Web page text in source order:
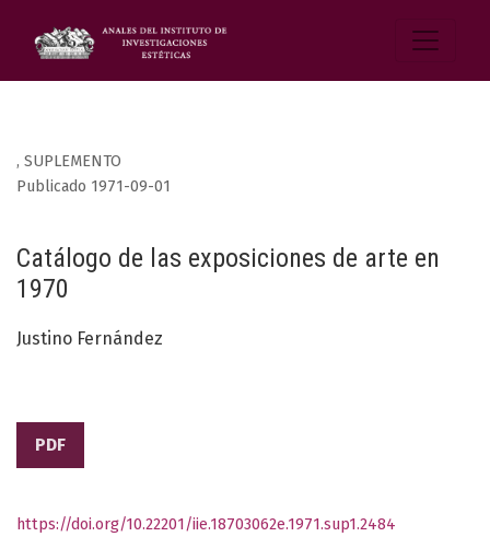
, SUPLEMENTO
Catálogo de las exposiciones de arte en
1970
Publicado 1971-09-01
Justino Fernández
PDF
https://doi.org/10.22201/iie.18703062e.1971.sup1.2484